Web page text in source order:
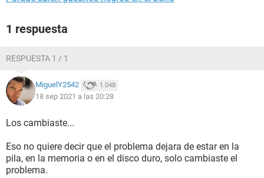
1 respuesta
RESPUESTA 1 / 1
MiguelY2542 1.048
18 sep 2021 a las 20:28
Los cambiaste...
Eso no quiere decir que el problema dejara de estar en la
pila, en la memoria o en el disco duro, solo cambiaste el
problema.